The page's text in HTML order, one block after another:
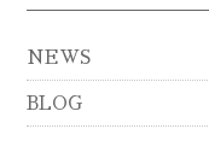
NEWS
BLOG